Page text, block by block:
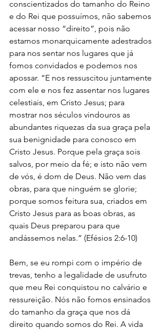
conscientizados do tamanho do Reino
e do Rei que possuímos, não sabemos
acessar nosso “direito”, pois não
estamos monarquicamente adestrados
para nos sentar nos lugares que já
fomos convidados e podemos nos
apossar. “E nos ressuscitou juntamente
com ele e nos fez assentar nos lugares
celestiais, em Cristo Jesus; para
mostrar nos séculos vindouros as
abundantes riquezas da sua graça pela
sua benignidade para conosco em
Cristo Jesus. Porque pela graça sois
salvos, por meio da fé; e isto não vem
de vós, é dom de Deus. Não vem das
obras, para que ninguém se glorie;
porque somos feitura sua, criados em
Cristo Jesus para as boas obras, as
quais Deus preparou para que
andássemos nelas.” (Efésios 2:6-10)
Bem, se eu rompi com o império de
trevas, tenho a legalidade de usufruto
que meu Rei conquistou no calvário e
ressureição. Nós não fomos ensinados
do tamanho da graça que nos dá
direito quando somos do Rei. A vida